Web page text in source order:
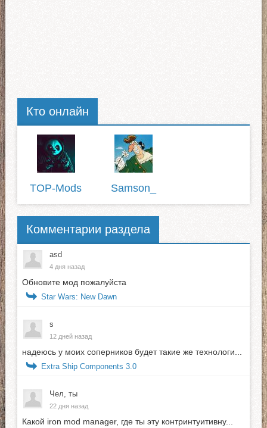
Кто онлайн
TOP-Mods Samson_
Комментарии раздела
asd
4 дня назад
Обновите мод пожалуйста
Star Wars: New Dawn
s
12 дней назад
надеюсь у моих соперников будет такие же технологи...
Extra Ship Components 3.0
Чел, ты
22 дня назад
Какой iron mod manager, где ты эту контринтуитивну...